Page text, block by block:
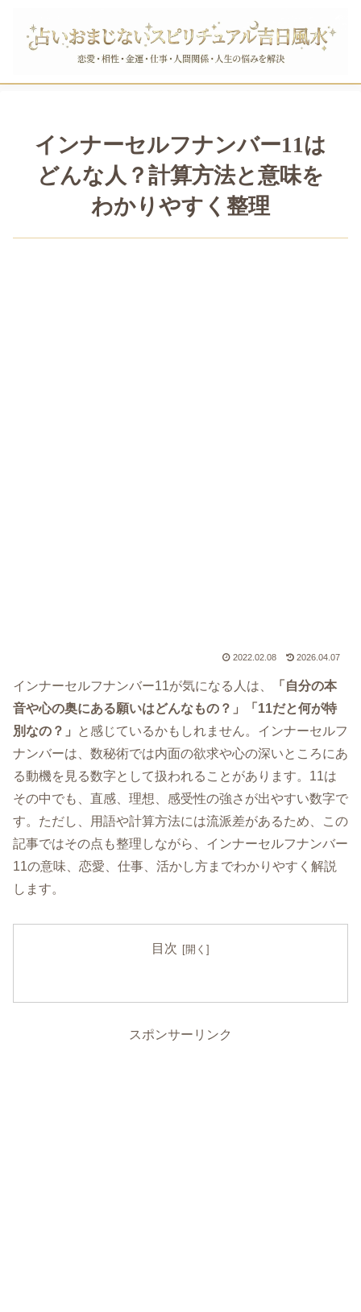
インナーセルフナンバー11は
どんな人？計算方法と意味を
わかりやすく整理
2022.02.08 2026.04.07
インナーセルフナンバー11が気になる人は、
「自分の本
音や心の奥にある願いはどんなもの？」「11だと何が特
別なの？」
と感じているかもしれません。インナーセルフ
ナンバーは、数秘術では内面の欲求や心の深いところにあ
る動機を見る数字として扱われることがあります。11は
その中でも、直感、理想、感受性の強さが出やすい数字で
す。ただし、用語や計算方法には流派差があるため、この
記事ではその点も整理しながら、インナーセルフナンバー
11の意味、恋愛、仕事、活かし方までわかりやすく解説
します。
目次
スポンサーリンク